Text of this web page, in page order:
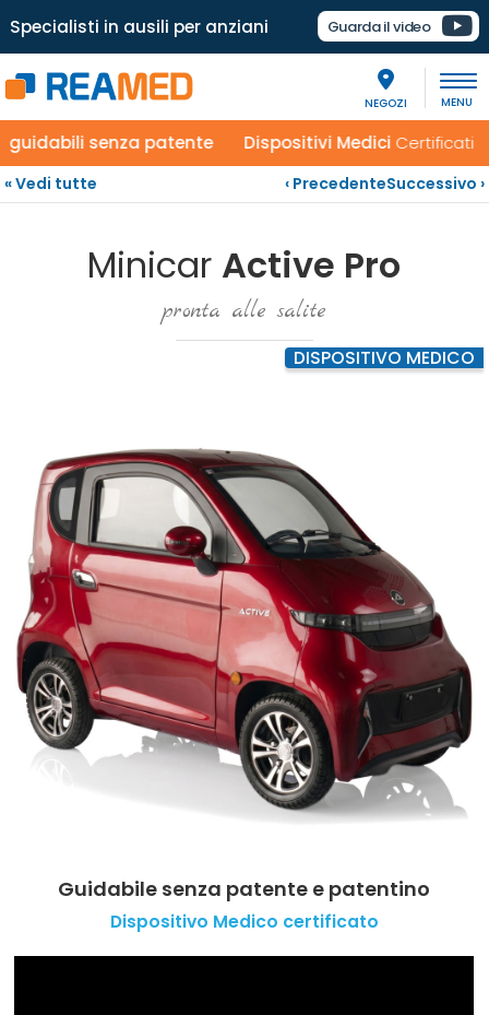
Specialisti in ausili per anziani Guarda il video
NEGOZI
senza patente Dispositivi MediciCertificati
« Vedi tutte ‹ PrecedenteSuccessivo ›
Minicar Active Pro
pronta alle salite
DISPOSITIVO MEDICO
Guidabile senza patente e patentino
Dispositivo Medico certificato